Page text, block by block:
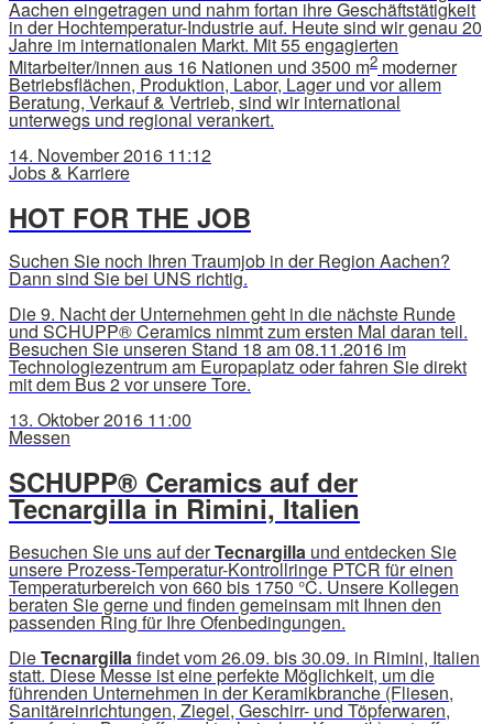
Aachen eingetragen und nahm fortan ihre Geschäftstätigkeit
in der Hochtemperatur-Industrie auf. Heute sind wir genau 20
Jahre im internationalen Markt. Mit 55 engagierten
Mitarbeiter/innen aus 16 Nationen und 3500 m2 moderner
Betriebsflächen, Produktion, Labor, Lager und vor allem
Beratung, Verkauf & Vertrieb, sind wir international
unterwegs und regional verankert.
14. November 2016 11:12
Jobs & Karriere
HOT FOR THE JOB
Suchen Sie noch Ihren Traumjob in der Region Aachen?
Dann sind Sie bei UNS richtig.
Die 9. Nacht der Unternehmen geht in die nächste Runde
und SCHUPP®Ceramics nimmt zum ersten Mal daran teil.
Besuchen Sie unseren Stand 18 am 08.11.2016 im
Technologiezentrum am Europaplatz oder fahren Sie direkt
mit dem Bus 2 vor unsere Tore.
13. Oktober 2016 11:00
Messen
SCHUPP® Ceramics auf der
Tecnargilla in Rimini, Italien
Besuchen Sie uns auf derTecnargilla und entdecken Sie
unsere Prozess-Temperatur-Kontrollringe PTCR für einen
Temperaturbereich von 660 bis 1750 °C. Unsere Kollegen
beraten Sie gerne und finden gemeinsam mit Ihnen den
passenden Ring für Ihre Ofenbedingungen.
DieTecnargillafindet vom 26.09. bis 30.09. in Rimini, Italien
statt. Diese Messe ist eine perfekte Möglichkeit, um die
führenden Unternehmen in der Keramikbranche (Fliesen,
Sanitäreinrichtungen, Ziegel, Geschirr- und Töpferwaren,